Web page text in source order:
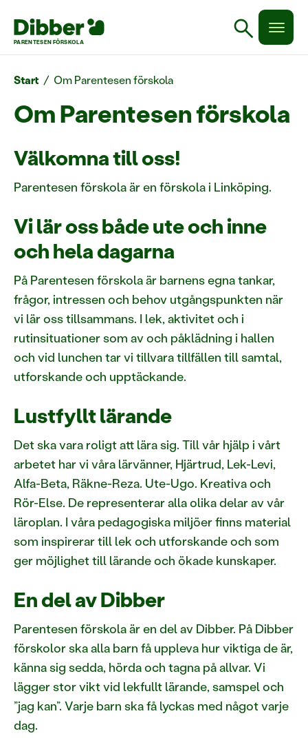
PARENTESEN FÖRSKOLA search
Start / Om Parentesen förskola
Om Parentesen förskola
Välkomna till oss!
Parentesen förskola är en förskola i Linköping.
Vi lär oss både ute och inne
och hela dagarna
På Parentesen förskola är barnens egna tankar,
frågor, intressen och behov utgångspunkten när
vi lär oss tillsammans. I lek, aktivitet och i
rutinsituationer som av och påklädning i hallen
och vid lunchen tar vi tillvara tillfällen till samtal,
utforskande och upptäckande.
Lustfyllt lärande
Det ska vara roligt att lära sig. Till vår hjälp i vårt
arbetet har vi våra lärvänner, Hjärtrud, Lek-Levi,
Alfa-Beta, Räkne-Reza. Ute-Ugo. Kreativa och
Rör-Else. De representerar alla olika delar av vår
läroplan. I våra pedagogiska miljöer finns material
som inspirerar till lek och utforskande och som
ger möjlighet till lärande och ökade kunskaper.
En del av Dibber
Parentesen förskola är en del av Dibber. På Dibber
förskolor ska alla barn få uppleva hur viktiga de är,
känna sig sedda, hörda och tagna på allvar. Vi
lägger stor vikt vid lekfullt lärande, samspel och
”jag kan”. Varje barn ska få lyckas med något varje
dag.